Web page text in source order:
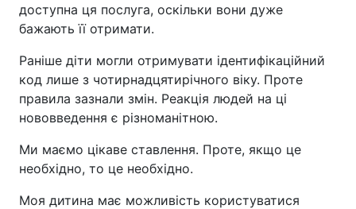
доступна ця послуга, оскільки вони дуже
бажають її отримати.
Раніше діти могли отримувати ідентифікаційний
код лише з чотирнадцятирічного віку. Проте
правила зазнали змін. Реакція людей на ці
нововведення є різноманітною.
Ми маємо цікаве ставлення. Проте, якщо це
необхідно, то це необхідно.
Моя дитина має можливість користуватися